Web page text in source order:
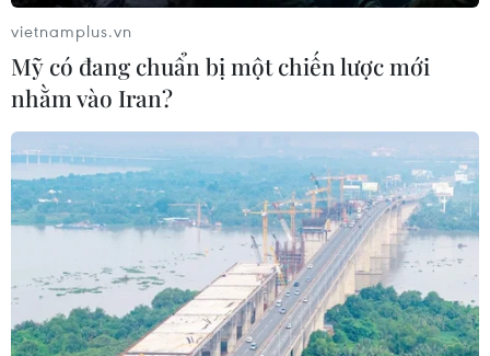
vietnamplus.vn
Mỹ có đang chuẩn bị một chiến lược mới
nhằm vào Iran?